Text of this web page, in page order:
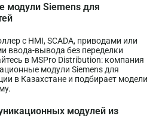
модули Siemens для
с HMI, SCADA, приводами или
ввода-вывода без переделки
в MSPro Distribution: компания
модули Siemens для
в Казахстане и подбирает модели
модулей из